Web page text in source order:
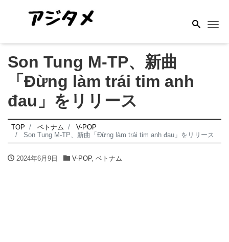
Son Tung M-TP、新曲
「Đừng làm trái tim anh
đau」をリリース
TOP ベトナム
V-POP
Son Tung M-TP、新曲「Đừng làm trái tim anh đau」をリリース
2024年6月9日 V-POP, ベトナム